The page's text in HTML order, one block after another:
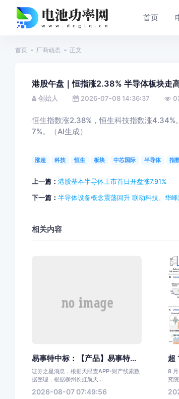
首页
首页 厂商动态 正文
港股午盘｜恒指涨2.38% 半导体板块走
创始人 2026-07-08 14:36:37 0
恒生指数涨2.38%，恒生科技指数涨4.34%
7%。（AI生成）
涨超 科技 恒生 板块 中芯国际 半导体 指
上一篇： 港股基本半导体上市首日开盘涨7.91%
下一篇： 半导体设备概念震荡回升 联动科技、华
相关内容
易事特中标：【产品】易事特...
证券之星消息，根据天眼查APP-财产线索数
据整理，根据柳州长虹航天...
2026-08-07 07:49:56
超
8
究